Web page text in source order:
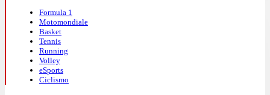
Formula 1
Motomondiale
Basket
Tennis
Running
Volley
eSports
Ciclismo